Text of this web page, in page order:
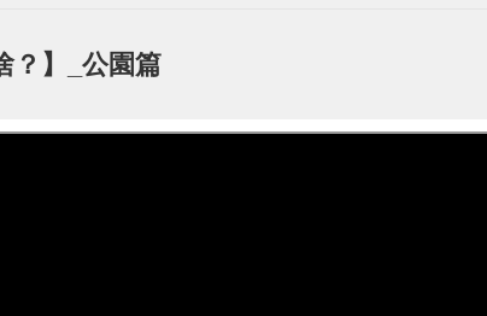
？】_公園篇